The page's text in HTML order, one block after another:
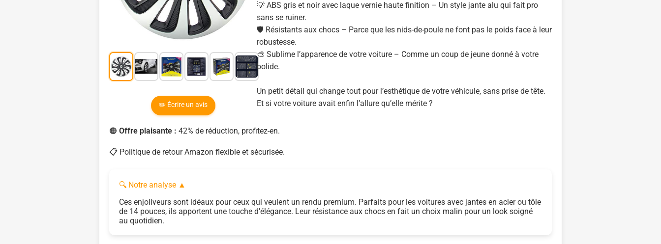
✏️ Écrire un avis
💡 ABS gris et noir avec laque vernie haute finition – Un style jante alu qui fait pro
sans se ruiner.
🛡️ Résistants aux chocs – Parce que les nids-de-poule ne font pas le poids face à leur
robustesse.
🎨 Sublime l’apparence de votre voiture – Comme un coup de jeune donné à votre
bolide.
Un petit détail qui change tout pour l’esthétique de votre véhicule, sans prise de tête.
Et si votre voiture avait enfin l’allure qu’elle mérite ?
🟠 Offre plaisante : 42% de réduction, profitez-en.
📋 Politique de retour Amazon flexible et sécurisée.
🔍 Notre analyse ▲
Ces enjoliveurs sont idéaux pour ceux qui veulent un rendu premium. Parfaits pour les voitures avec jantes en acier ou tôle
de 14 pouces, ils apportent une touche d’élégance. Leur résistance aux chocs en fait un choix malin pour un look soigné
au quotidien.